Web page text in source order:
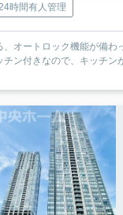
時間有人管理
、オートロック機能が備わ
チン付きなので、キッチン